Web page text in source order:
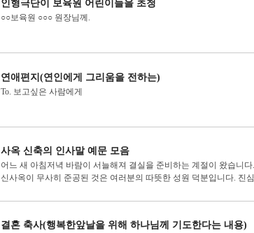
인형극단이 보육원 어린이들을 초청
○○보육원 ○○○ 원장님께.
연애편지(연인에게 그리움을 전하는)
To. 보고싶은 사람에게
사옥 신축의 인사말 예문 모음
어느 새 아침저녁 바람이 서늘해져 결실을 준비하는 계절이 왔습니
신사옥이 무사히 준공된 것은 여러분의 따뜻한 성원 덕분입니다. 진
결혼 축사(행복한앞날을 위해 하나님께 기도한다는 내용)